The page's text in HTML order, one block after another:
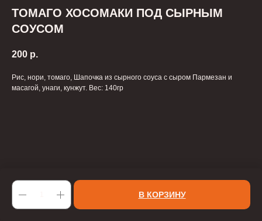
ТОМАГО ХОСОМАКИ ПОД СЫРНЫМ
СОУСОМ
200 р.
В КОРЗИНУ
Рис, нори, томаго, Шапочка из сырного соуса с сыром Пармезан и
масагой, унаги, кунжут. Вес: 140гр